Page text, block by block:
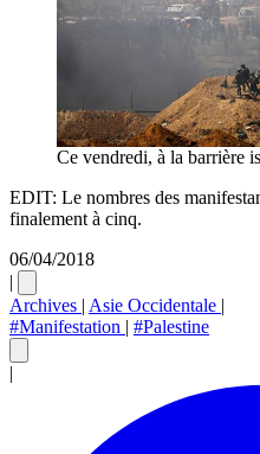
Ce vendredi, à la barrière
EDIT: Le nombres des
finalement à cinq.
06/04/2018
|
Archives | Asie Occidentale |
#Manifestation | #Palestine
|